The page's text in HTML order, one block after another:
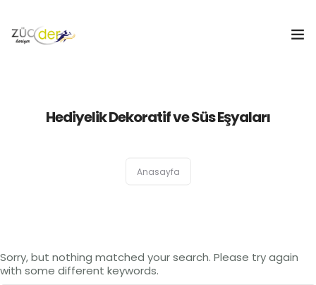
İş İlanları
ZÜCDER
Hediyelik Dekoratif ve Süs Eşyaları
Anasayfa
Sorry, but nothing matched your search. Please try again
with some different keywords.